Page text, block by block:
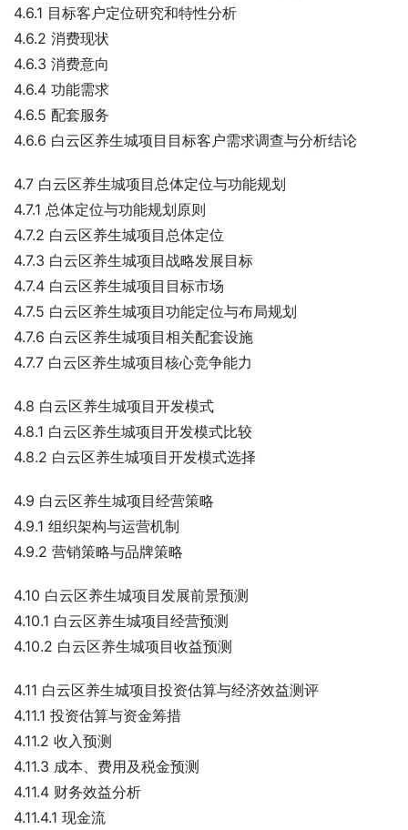
4.6.1 目标客户定位研究和特性分析
4.6.2 消费现状
4.6.3 消费意向
4.6.4 功能需求
4.6.5 配套服务
4.6.6 白云区养生城项目目标客户需求调查与分析结论
4.7 白云区养生城项目总体定位与功能规划
4.7.1 总体定位与功能规划原则
4.7.2 白云区养生城项目总体定位
4.7.3 白云区养生城项目战略发展目标
4.7.4 白云区养生城项目目标市场
4.7.5 白云区养生城项目功能定位与布局规划
4.7.6 白云区养生城项目相关配套设施
4.7.7 白云区养生城项目核心竞争能力
4.8 白云区养生城项目开发模式
4.8.1 白云区养生城项目开发模式比较
4.8.2 白云区养生城项目开发模式选择
4.9 白云区养生城项目经营策略
4.9.1 组织架构与运营机制
4.9.2 营销策略与品牌策略
4.10 白云区养生城项目发展前景预测
4.10.1 白云区养生城项目经营预测
4.10.2 白云区养生城项目收益预测
4.11 白云区养生城项目投资估算与经济效益测评
4.11.1 投资估算与资金筹措
4.11.2 收入预测
4.11.3 成本、费用及税金预测
4.11.4 财务效益分析
4.11.4.1 现金流